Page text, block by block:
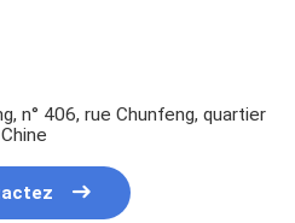
n° 406, rue Chunfeng, quartier